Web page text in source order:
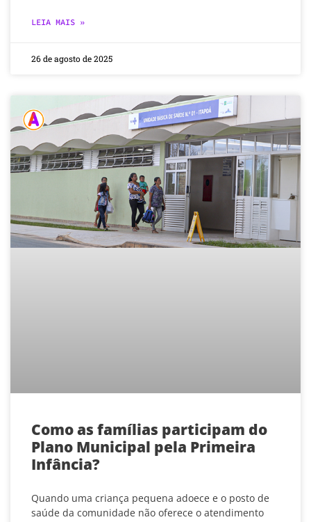
LEIA MAIS »
26 de agosto de 2025
Como as famílias participam do
Plano Municipal pela Primeira
Infância?
Quando uma criança pequena adoece e o posto de
saúde da comunidade não oferece o atendimento